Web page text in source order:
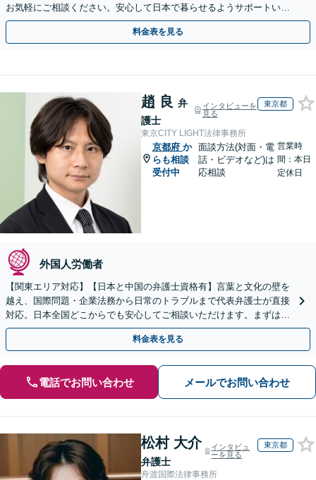
お気軽にご相談ください。安心して日本で暮らせるようサポートいた
します【夜間・休日相談OK】【北浜駅2分】
料金表を見る
趙 良 弁
護士
インタビューを
見る
東京都
東京CITY LIGHT法律事務所
京都府 か
らも相談
受付中
面談方法(対面・電
話・ビデオなど)は
応相談
営業時
間：本日
定休日
外国人労働者
【関東エリア対応】【日本と中国の弁護士資格有】言葉と文化の壁を
越え、国際問題・企業法務から日常のトラブルまで代表弁護士が直接
対応。日本全国どこからでも安心してご相談いただけます。まずは一
歩を踏み出してみませんか。【初回相談無料】
料金表を見る
電話でお問い合わせ メールでお問い合わせ
松村 大介
弁護士
インタビュ
ーを見る
東京都
舟渡国際法律事務所